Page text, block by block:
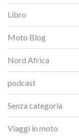
Libro
Moto Blog
Nord Africa
podcast
Senza categoria
Viaggi in moto